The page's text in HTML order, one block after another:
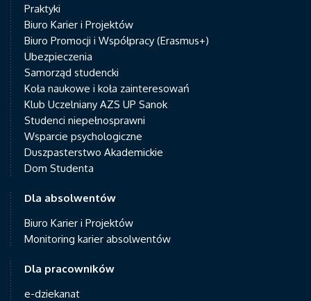
Praktyki
Biuro Karier i Projektów
Biuro Promocji i Współpracy (Erasmus+)
Ubezpieczenia
Samorząd studencki
Koła naukowe i koła zainteresowań
Klub Uczelniany AZS UP Sanok
Studenci niepełnosprawni
Wsparcie psychologiczne
Duszpasterstwo Akademickie
Dom Studenta
Dla absolwentów
Biuro Karier i Projektów
Monitoring karier absolwentów
Dla pracowników
e-dziekanat